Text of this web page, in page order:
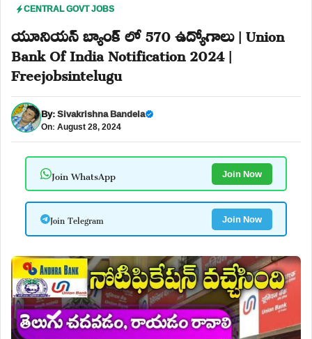
CENTRAL GOVT JOBS
యూనియన్ బ్యాంక్ లో 570 ఉద్యోగాలు | Union
Bank Of India Notification 2024 |
Freejobsintelugu
By:Sivakrishna Bandela
On: August 28, 2024
Join WhatsApp Join Now
Join Telegram Join Now